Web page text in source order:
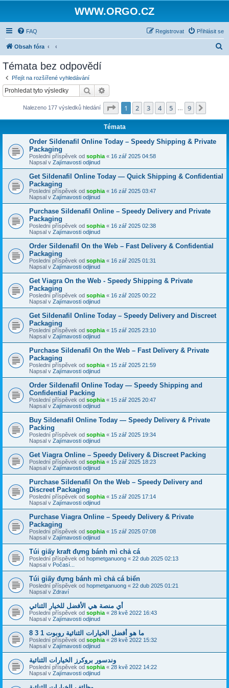
WWW.ORGO.CZ
FAQ Přihlásit se
Registrovat
Obsah fóra
Témata bez odpovědí
Přejít na rozšířené vyhledávání
Hledat
Nalezeno 177 výsledků hledání Stránka z
1 2 3 4 5 9
Témata
Order Sildenafil Online Today – Speedy Shipping & Private
Packaging
Poslední příspěvek od sophia « 16 zář 2025 04:58
Napsal v Zajímavosti odjinud
Get Sildenafil Online Today — Quick Shipping & Confidential
Packaging
Poslední příspěvek od sophia « 16 zář 2025 03:47
Napsal v Zajímavosti odjinud
Purchase Sildenafil Online – Speedy Delivery and Private
Packaging
Poslední příspěvek od sophia « 16 zář 2025 02:38
Napsal v Zajímavosti odjinud
Order Sildenafil On the Web – Fast Delivery & Confidential
Packaging
Poslední příspěvek od sophia « 16 zář 2025 01:31
Napsal v Zajímavosti odjinud
Get Viagra On the Web - Speedy Shipping & Private
Packaging
Poslední příspěvek od sophia « 16 zář 2025 00:22
Napsal v Zajímavosti odjinud
Get Sildenafil Online Today – Speedy Delivery and Discreet
Packaging
Poslední příspěvek od sophia « 15 zář 2025 23:10
Napsal v Zajímavosti odjinud
Purchase Sildenafil On the Web – Fast Delivery & Private
Packaging
Poslední příspěvek od sophia « 15 zář 2025 21:59
Napsal v Zajímavosti odjinud
Order Sildenafil Online Today — Speedy Shipping and
Confidential Packing
Poslední příspěvek od sophia « 15 zář 2025 20:47
Napsal v Zajímavosti odjinud
Buy Sildenafil Online Today — Speedy Delivery & Private
Packing
Poslední příspěvek od sophia « 15 zář 2025 19:34
Napsal v Zajímavosti odjinud
Get Viagra Online – Speedy Delivery & Discreet Packing
Poslední příspěvek od sophia « 15 zář 2025 18:23
Napsal v Zajímavosti odjinud
Purchase Sildenafil On the Web – Speedy Delivery and
Discreet Packaging
Poslední příspěvek od sophia « 15 zář 2025 17:14
Napsal v Zajímavosti odjinud
Purchase Viagra Online – Speedy Delivery & Private
Packaging
Poslední příspěvek od sophia « 15 zář 2025 07:08
Napsal v Zajímavosti odjinud
Túi giấy kraft đựng bánh mì chả cá
Poslední příspěvek od hopmetganuong « 22 dub 2025 02:13
Napsal v Počasí...
Túi giấy đựng bánh mì chả cá biển
Poslední příspěvek od hopmetganuong « 22 dub 2025 01:21
Napsal v Zdraví
أي منصة هي الأفضل للخيار الثنائي
Poslední příspěvek od sophia « 28 kvě 2022 16:43
Napsal v Zajímavosti odjinud
ما هو أفضل الخيارات الثنائية روبوت 1 3 8
Poslední příspěvek od sophia « 28 kvě 2022 15:32
Napsal v Zajímavosti odjinud
وندسور بروكرز الخيارات الثنائية
Poslední příspěvek od sophia « 28 kvě 2022 14:22
Napsal v Zajímavosti odjinud